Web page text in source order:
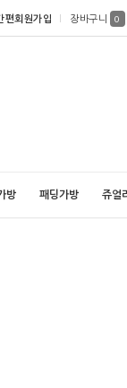
편회원가입 장바구니 0
방 패딩가방 쥬얼